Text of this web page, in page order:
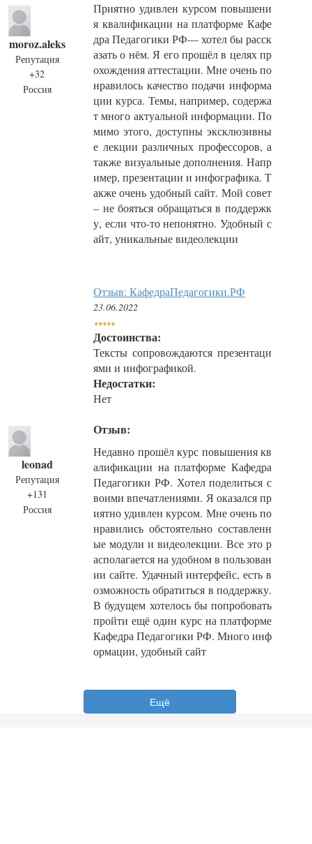
moroz.aleks
Репутация
+32
Россия
Приятно удивлен курсом повышени
я квалификации на платформе Кафе
дра Педагогики РФ— хотел бы расск
азать о нём. Я его прошёл в целях пр
охождения аттестации. Мне очень по
нравилось качество подачи информа
ции курса. Темы, например, содержа
т много актуальной информации. По
мимо этого, доступны эксклюзивны
е лекции различных профессоров, а
также визуальные дополнения. Напр
имер, презентации и инфографика. Т
акже очень удобный сайт. Мой совет
– не бояться обращаться в поддержк
у, если что-то непонятно. Удобный с
айт, уникальные видеолекции
leonad
Репутация
+131
Россия
Отзыв: КафедраПедагогики.РФ
23.06.2022
Достоинства:
Тексты сопровождаются презентаци
ями и инфографикой.
Недостатки:
Нет
Отзыв:
Недавно прошёл курс повышения кв
алификации на платформе Кафедра
Педагогики РФ. Хотел поделиться с
воими впечатлениями. Я оказался пр
иятно удивлен курсом. Мне очень по
нравились обстоятельно составленн
ые модули и видеолекции. Все это р
асполагается на удобном в пользован
ии сайте. Удачный интерфейс, есть в
озможность обратиться в поддержку.
В будущем хотелось бы попробовать
пройти ещё один курс на платформе
Кафедра Педагогики РФ. Много инф
ормации, удобный сайт
Ещё